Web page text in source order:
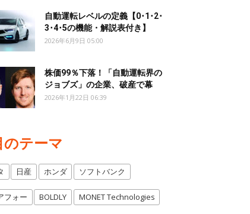
自動運転レベルの定義【0･1･2･
3･4･5の機能・解説表付き】
2026年6月9日 05:00
株価99％下落！「自動運転界の
ジョブズ」の企業、破産で幕
2026年1月22日 06:39
のテーマ
日産 ホンダ ソフトバンク
フォー BOLDLY MONET Technologies